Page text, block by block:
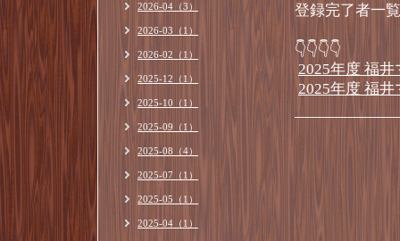
登録完了者一
👇👇👇👇
2025年度 福
2025年度 福
2026-04（3）
2026-03（1）
2026-02（1）
2025-12（1）
2025-10（1）
2025-09（1）
2025-08（4）
2025-07（1）
2025-05（1）
2025-04（1）